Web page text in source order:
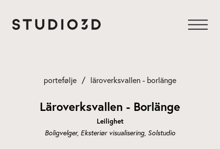
portefølje läroverksvallen - borlänge
Läroverksvallen - Borlänge
Leilighet
Boligvelger Eksteriør visualisering Solstudio